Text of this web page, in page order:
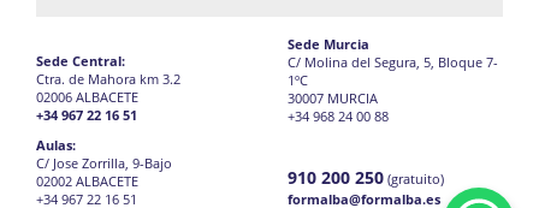
Sede Central:
Ctra. de Mahora km 3.2
02006 ALBACETE
+34 967 22 16 51
Aulas:
C/ Jose Zorrilla, 9-Bajo
02002 ALBACETE
+34 967 22 16 51
Sede Murcia
C/ Molina del Segura, 5, Bloque 7-
1ºC
30007 MURCIA
+34 968 24 00 88
910 200 250 (gratuito)
formalba@formalba.es